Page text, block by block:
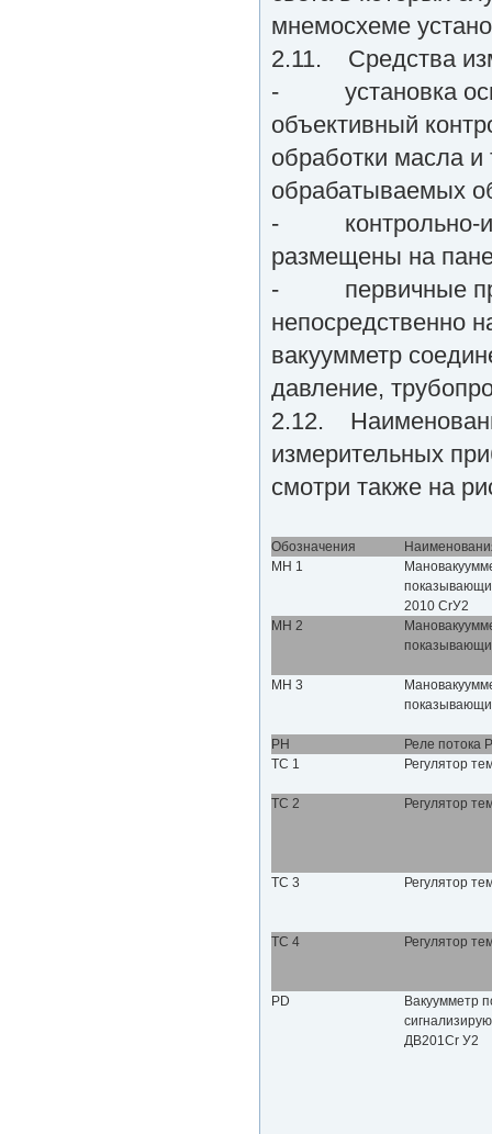
мнемосхеме
2.11. Средства
- установка
объективный
обработки масла
обрабатываемых
- контрольно-
размещены на
- первичные
непосредственно
вакуумметр
давление,
2.12.
измерительных
смотри также на
Обозначения
МН 1
2010 CrУ2
МН 2
МН 3
РН
Реле потока
ТС 1
Регулятор
ТС 2 Регулятор
ТС 3 Регулятор
ТС 4 Регулятор
РD
Вакуумметр
ДВ201Сr У2